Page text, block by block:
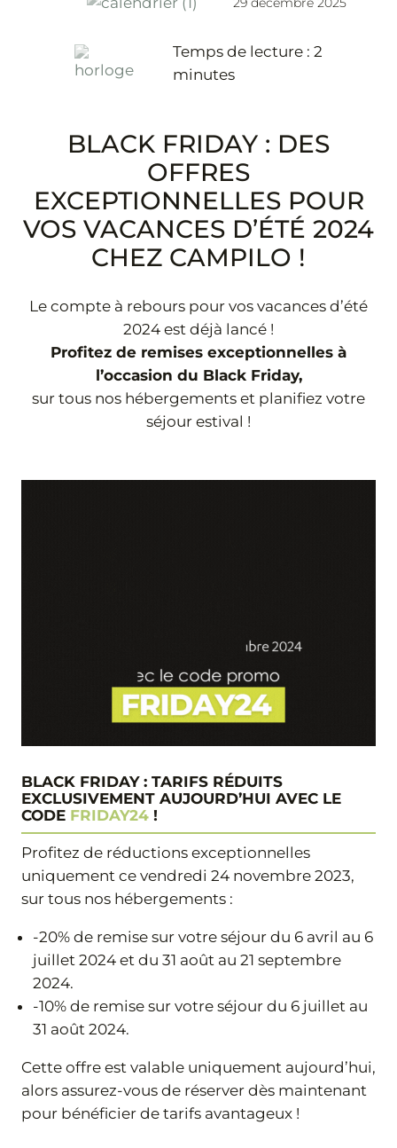
02 51 31 68 45
Temps de lecture :2
minutes
BLACK FRIDAY : DES
OFFRES
EXCEPTIONNELLES POUR
VOS VACANCES D’ÉTÉ 2024
CHEZ CAMPILO !
Le compte à rebours pour vos vacances d’été
2024 est déjà lancé !
Profitez de remises exceptionnelles à
l’occasion du Black Friday,
sur tous nos hébergements et planifiez votre
séjour estival !
BLACK FRIDAY : TARIFS RÉDUITS
EXCLUSIVEMENT AUJOURD’HUI AVEC LE
CODE FRIDAY24 !
Profitez de réductions exceptionnelles
uniquement ce vendredi 24 novembre 2023,
sur tous nos hébergements :
-20% de remise sur votre séjour du 6 avril au 6
juillet 2024 et du 31 août au 21 septembre
2024.
-10% de remise sur votre séjour du 6 juillet au
31 août 2024.
Cette offre est valable uniquement aujourd’hui,
alors assurez-vous de réserver dès maintenant
pour bénéficier de tarifs avantageux !